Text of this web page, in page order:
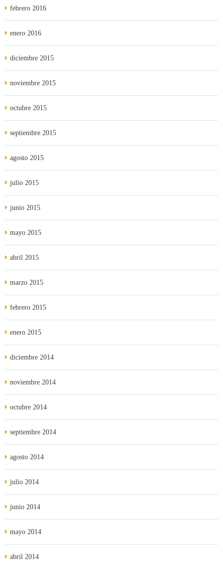
febrero 2016
enero 2016
diciembre 2015
noviembre 2015
octubre 2015
septiembre 2015
agosto 2015
julio 2015
junio 2015
mayo 2015
abril 2015
marzo 2015
febrero 2015
enero 2015
diciembre 2014
noviembre 2014
octubre 2014
septiembre 2014
agosto 2014
julio 2014
junio 2014
mayo 2014
abril 2014